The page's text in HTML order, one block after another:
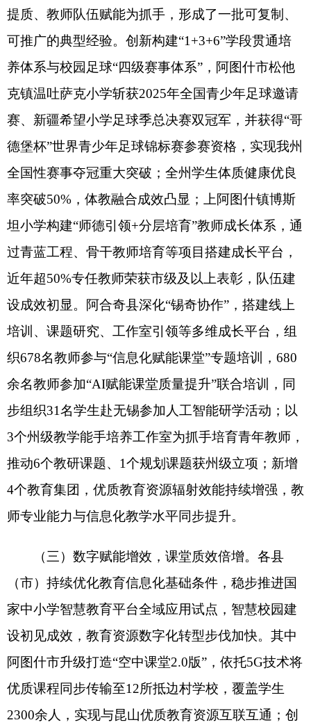
推动6个教研课题、1个规划课题获州级立项；新增
4个教育集团，优质教育资源辐射效能持续增强，教
师专业能力与信息化教学水平同步提升。
（三）数字赋能增效，课堂质效倍增。各县
（市）持续优化教育信息化基础条件，稳步推进国
家中小学智慧教育平台全域应用试点，智慧校园建
设初见成效，教育资源数字化转型步伐加快。其中
2300余人，实现与昆山优质教育资源互联互通；创
新开展“云端教研室”项目，推动昆山81所学校与本
地受援校建立常态化联合备课机制，累计开展同步
教研超1700次，助力教师专业成长；同时积极探索
夜校引入AI语音识别与VR技术开展国家通用语言文
字教学。阿合奇县构建全链条智慧教育体系，投资
超千万实施“教育信息化智慧校园建设项目”，建成
校园电视台、创客教室、录播教室等智能化设施，
堂”建设，深化信息技术与教育教学融合；实施校园
全域数字化建设，实现基础设施、教学资源、教学
步强化师生信息素养培训，推动教学模式创新，实
现信息化教学常态化、创新化发展。
三、存在的突出问题
足。师德师风建设仍有薄弱环节。
（二）活动载体谋划不精，举办质效有待提